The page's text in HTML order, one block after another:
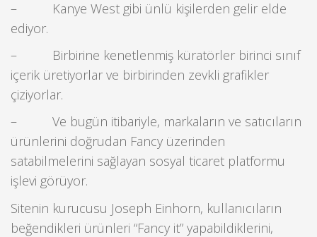
– Kanye West gibi ünlü kişilerden gelir elde
ediyor.
– Birbirine kenetlenmiş küratörler birinci sınıf
içerik üretiyorlar ve birbirinden zevkli grafikler
çiziyorlar.
– Ve bugün itibariyle, markaların ve satıcıların
ürünlerini doğrudan Fancy üzerinden
satabilmelerini sağlayan sosyal ticaret platformu
işlevi görüyor.
Sitenin kurucusu Joseph Einhorn, kullanıcıların
beğendikleri ürünleri “Fancy it” yapabildiklerini,